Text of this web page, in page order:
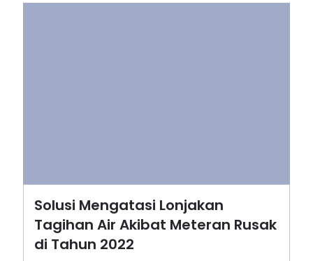
Solusi Mengatasi Lonjakan
Tagihan Air Akibat Meteran Rusak
di Tahun 2022